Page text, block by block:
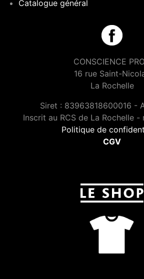
Catalogue général
CONSCIENCE
16 rue Saint-
La Rochelle
Siret : 83963818600016 -
Inscrit au RCS de La Rochelle -
Politique de
CGV